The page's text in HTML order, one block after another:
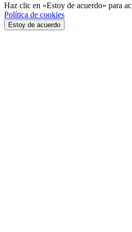
Haz clic en «Estoy de acuerdo» para
Política de cookies
Estoy de acuerdo